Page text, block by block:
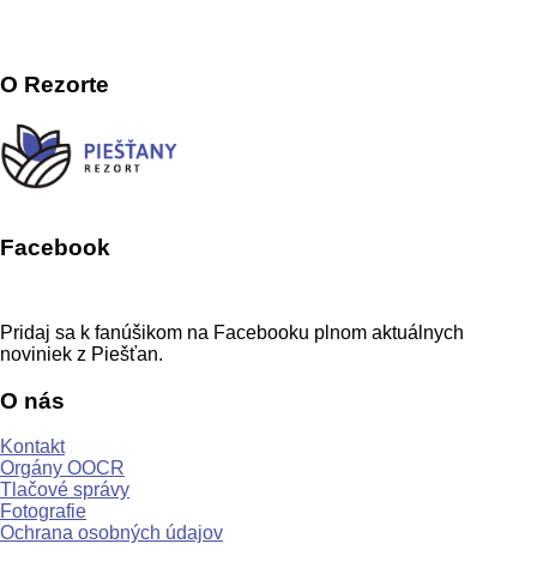
O Rezorte
Facebook
Pridaj sa k fanúšikom na Facebooku plnom aktuálnych
noviniek z Piešťan.
O nás
Kontakt
Orgány OOCR
Tlačové správy
Fotografie
Ochrana osobných údajov